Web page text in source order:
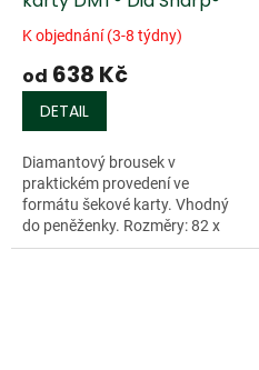
K objednání (3-8 týdny)
od 638 Kč
DETAIL
Diamantový brousek v
praktickém provedení ve
formátu šekové karty. Vhodný
do peněženky. Rozměry: 82 x
51 x 1 mm